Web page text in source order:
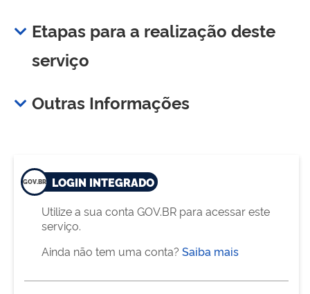
Etapas para a realização deste
serviço
Outras Informações
LOGIN INTEGRADO
Utilize a sua conta GOV.BR para acessar este
serviço.
Ainda não tem uma conta? Saiba mais